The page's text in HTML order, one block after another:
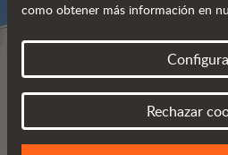
ENCUENTRA A TU
como obtener más información en
Rechazar